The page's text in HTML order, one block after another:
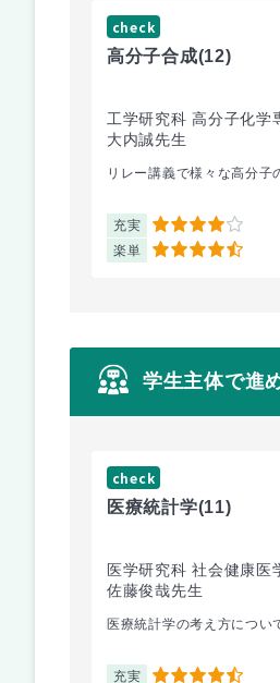
check
高分子合成(12)
工学研究科 高分子化学
大内誠先生
リレー講義で様々な高分子
充実 4
楽単 4.5
学生主体で進
check
医療統計学(11)
医学研究科 社会健康医
佐藤俊哉先生
医療統計学の考え方につい
充実 4.5